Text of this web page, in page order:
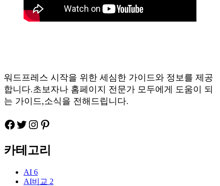
워드프레스 시작을 위한 세심한 가이드와 정보를 제공
합니다.초보자나 홈페이지 전문가 모두에게 도움이 되
는 가이드,소식을 전해드립니다.
Facebook
Twitter
Instagram
Pinteres
카테고리
AI 6
AI비교 2